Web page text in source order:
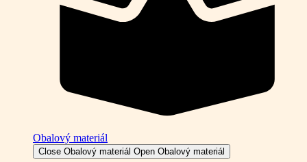
Obalový materiál
Close Obalový materiál Open Obalový materiál